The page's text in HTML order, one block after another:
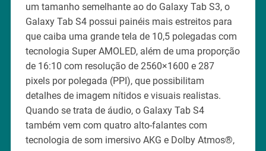
um tamanho semelhante ao do Galaxy Tab S3, o
Galaxy Tab S4 possui painéis mais estreitos para
que caiba uma grande tela de 10,5 polegadas com
tecnologia Super AMOLED, além de uma proporção
de 16:10 com resolução de 2560×1600 e 287
pixels por polegada (PPI), que possibilitam
detalhes de imagem nítidos e visuais realistas.
Quando se trata de áudio, o Galaxy Tab S4
também vem com quatro alto-falantes com
tecnologia de som imersivo AKG e Dolby Atmos®,